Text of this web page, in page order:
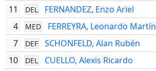
11
DEL FERNANDEZ, Enzo Ariel
4 MED
FERREYRA, Leonardo Martín
7
DEF
SCHONFELD, Alan Rubén
10
DEL CUELLO, Alexis Ricardo